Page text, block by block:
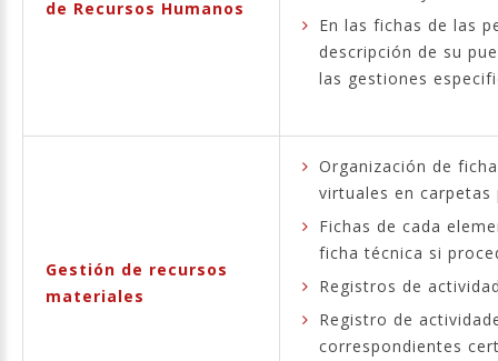
de Recursos Humanos
En las fichas de las
descripción de su
las gestiones
Gestión de recursos
materiales
Organización de
virtuales en
Fichas de cada
ficha técnica si
Registros de
Registro de
correspondientes